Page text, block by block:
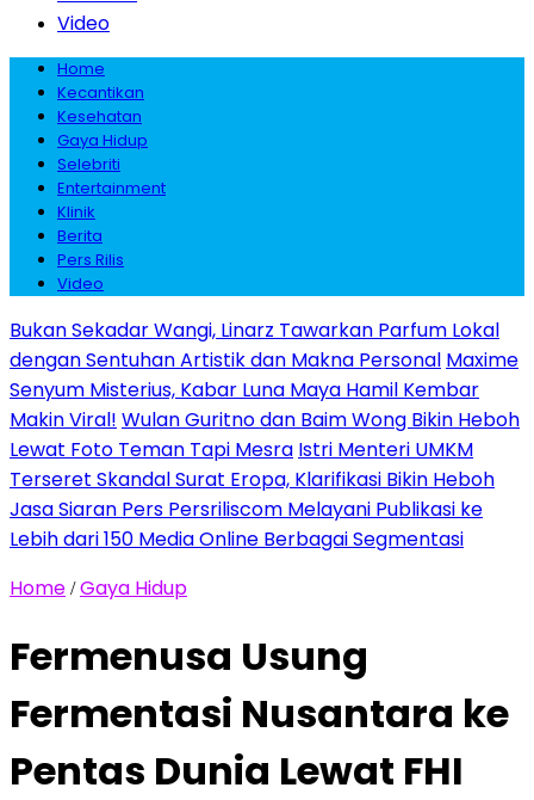
Video
Home
Kecantikan
Kesehatan
Gaya Hidup
Selebriti
Entertainment
Klinik
Berita
Pers Rilis
Video
Bukan Sekadar Wangi, Linarz Tawarkan Parfum Lokal
dengan Sentuhan Artistik dan Makna Personal Maxime
Senyum Misterius, Kabar Luna Maya Hamil Kembar
Makin Viral! Wulan Guritno dan Baim Wong Bikin Heboh
Lewat Foto Teman Tapi Mesra Istri Menteri UMKM
Terseret Skandal Surat Eropa, Klarifikasi Bikin Heboh
Jasa Siaran Pers Persriliscom Melayani Publikasi ke
Lebih dari 150 Media Online Berbagai Segmentasi
Home /Gaya Hidup
Fermenusa Usung
Fermentasi Nusantara ke
Pentas Dunia Lewat FHI